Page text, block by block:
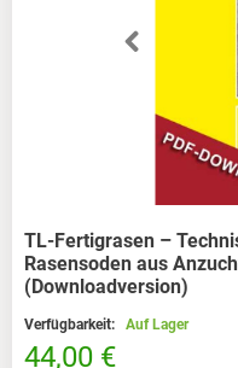
TL-Fertigrasen –
Rasensoden aus
(Downloadversion)
Verfügbarkeit: Auf Lager
44,00 €